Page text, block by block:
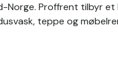
Norge. Proffrent tilbyr
teppe og